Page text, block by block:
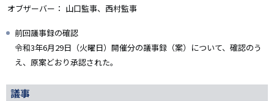
オブザーバー： 山口監事、西村監事
前回議事録の確認
令和3年6月29日（火曜日）開催分の議事録（案）について、確認のう
え、原案どおり承認された。
議事